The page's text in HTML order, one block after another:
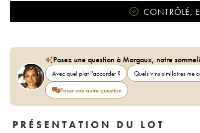
CONTRÔLÉ,
Posez une question à Margaux, notre
Avec quel plat l'accorder ? Quels vins similaires me
Poser une autre question
PRÉSENTATION DU LOT